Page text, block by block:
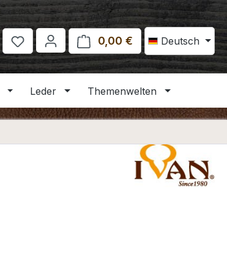
Deutsch
0,00 € Warenkorb
Leder Themenwelten